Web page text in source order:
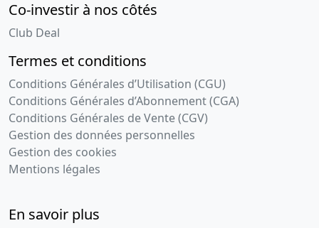
Co-investir à nos côtés
Club Deal
Termes et conditions
Conditions Générales d’Utilisation (CGU)
Conditions Générales d’Abonnement (CGA)
Conditions Générales de Vente (CGV)
Gestion des données personnelles
Gestion des cookies
Mentions légales
En savoir plus